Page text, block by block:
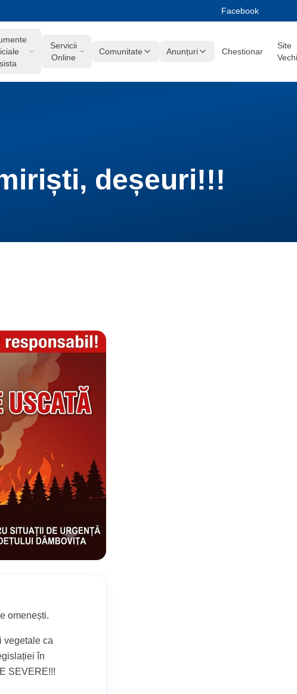
Facebook
Servicii
Online
Comunitate Anunțuri Chestionar
Site
Vechi
deșeuri!!!
omenești.
vegetale ca
în
SEVERE!!!